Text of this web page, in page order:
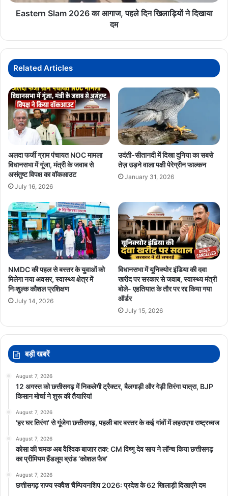
दिखाया
Eastern Slam 2026 का आगाज, पहले दिन खिलाड़ियों ने दिखाया
दम
Related Articles
अलदा फर्जी ग्राम पंचायत NOC मामला
विधानसभा में गूंजा, मंत्री के जवाब से
असंतुष्ट विपक्ष का वॉकआउट
July 16, 2026
उदंती-सीतानदी में दिखा दुनिया का सबसे
तेज़ उड़ने वाला पक्षी पेरेग्रीन फाल्कन
January 31, 2026
NMDC की पहल से बस्तर के युवाओं को
मिलेगा नया अवसर, स्वास्थ्य क्षेत्र में
निःशुल्क कौशल प्रशिक्षण
July 14, 2026
विधानसभा में यूनिक्योर इंडिया की दवा
खरीद पर सरकार से जवाब, स्वास्थ्य मंत्री
बोले- एहतियात के तौर पर रद्द किया गया
ऑर्डर
July 15, 2026
बड़ी खबरें
August 7, 2026
12 अगस्त को छत्तीसगढ़ में निकलेगी ट्रैक्टर, बैलगाड़ी और गेड़ी तिरंगा यात्रा, BJP
किसान मोर्चा ने शुरू की तैयारियां
August 7, 2026
‘हर घर तिरंगा’ से गूंजेगा छत्तीसगढ़, पहली बार बस्तर के कई गांवों में लहराएगा राष्ट्रध्वज
August 7, 2026
कोसा की चमक अब वैश्विक बाजार तक: CM विष्णु देव साय ने लॉन्च किया छत्तीसगढ़
का प्रीमियम हैंडलूम ब्रांड ‘कोशल फैब’
August 7, 2026
छत्तीसगढ़ राज्य स्क्वैश चैम्पियनशिप 2026: प्रदेश के 62 खिलाड़ी दिखाएंगे दम